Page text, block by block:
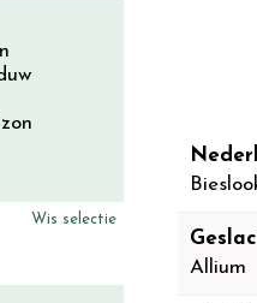
Allium
Wis selectie